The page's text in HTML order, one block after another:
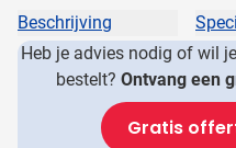
Beschrijving
Heb je advies nodig of wil
bestelt? Ontvang een
Gratis